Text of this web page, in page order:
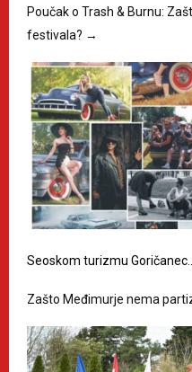
Poučak o Trash & Burnu:
festivala? →
Seoskom turizmu
Zašto Međimurje nema